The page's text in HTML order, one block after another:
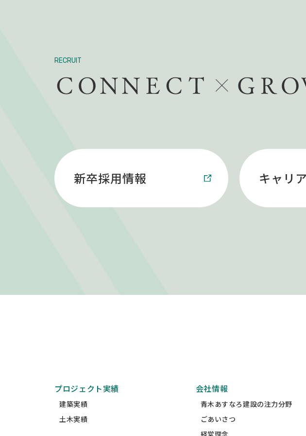
RECRUIT
新卒採用情報 キャリ
プロジェクト実績
建築実績
土木実績
会社情報
青木あすなろ建設の注力分野
ごあいさつ